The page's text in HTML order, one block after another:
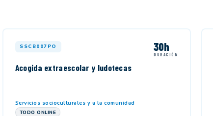
SSCB007PO 30h
DURACIÓN
Acogida extraescolar y ludotecas
Servicios socioculturales y a la comunidad
TODO ONLINE